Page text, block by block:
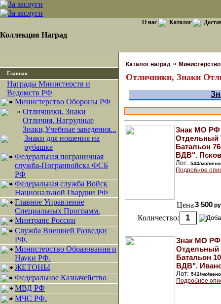
Коллекция Наград
О нас Каталог
Главная
Награды Министерств и
Ведомств РФ
Министерство Обороны РФ
» Отличники, Знаки
Отличия, Нагрудные
Знаки,Учебные заведения...
·Знаки для ношения на
рубашке
Федеральная пограничная
служба-Погранвойска ФСБ
РФ
Федеральная служба Войск
Национальной Гвардии РФ
Главное Управление
Специальных Программ.
Минтранс России
Служба Внешней Разведки
РФ.
Министерство Образования и
Науки РФ.
ЖЕТОНЫ
Федеральное Казначейство
МВД РФ
МЧС РФ.
Каталог наград »
Отличники, Знаки
Знак МО РФ
Отдельный
Батальон
ВДВ".
Лот: 544/мо/
Подробное
Цена 3 500
Количество:
Знак МО РФ
Отдельный
Батальон
ВДВ".
Лот: 542/мо/
Подробное